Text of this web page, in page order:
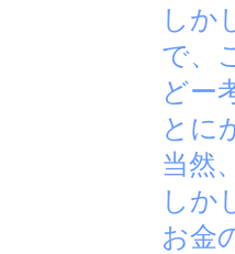
しか
で、
どー
とに
当然
しか
お金